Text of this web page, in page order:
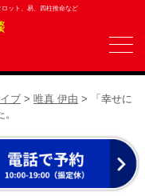
ット、易、四柱推命など
ブ > 唯真 伊由 > 「幸せに